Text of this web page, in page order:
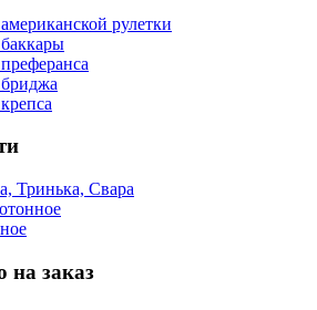
рулетки
Тринька, Свара
на заказ